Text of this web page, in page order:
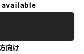
向け